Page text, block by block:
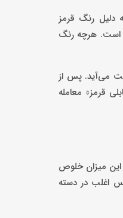
رنگ قرمز
است. هرچه رنگ
می‌آید. پس از
قرمز» معامله
درصد خلوص آن‌ها معمولاً بین ۹۹ تا ۹۹.۹ درصد قرار دارد. این میزان خلوص
اغلب در دسته